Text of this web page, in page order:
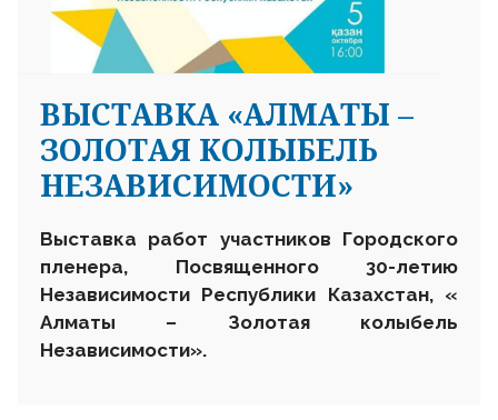
ВЫСТАВКА «АЛМАТЫ –
ЗОЛОТАЯ КОЛЫБЕЛЬ
НЕЗАВИСИМОСТИ»
Выставка работ участников Городского
пленера, Посвященного 30-летию
Независимости Республики Казахстан, «
Алматы – Золотая колыбель
Независимости».